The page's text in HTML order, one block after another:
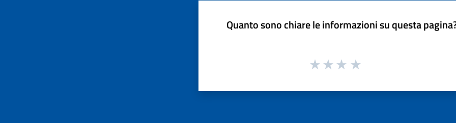
Quanto sono chiare le informazioni su questa